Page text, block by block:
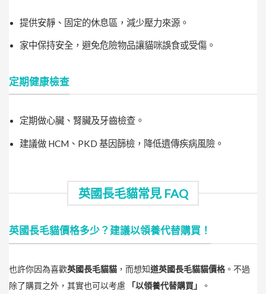
提供安靜、固定的休息區，減少壓力來源。
家中保持安全，避免危險物品讓貓咪誤食或受傷。
定期健康檢查
定期做心臟、腎臟及牙齒檢查。
建議做 HCM、PKD 基因篩檢，降低遺傳疾病風險。
英國長毛貓常見 FAQ
英國長毛貓價格多少？建議以領養代替購買！
也許你因為喜歡英國長毛貓貓 ，而想知道英國長毛貓貓價格。不過
除了購買之外，其實也可以考慮
「以領養代替購買」 。